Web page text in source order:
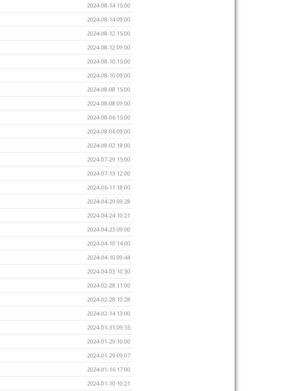
2024-08-14 15:00
2024-08-14 09:00
2024-08-12 15:00
2024-08-12 09:00
2024-08-10 15:00
2024-08-10 09:00
2024-08-08 15:00
2024-08-08 09:00
2024-08-06 15:00
2024-08-06 09:00
2024-08-02 18:00
2024-07-29 15:00
2024-07-13 12:00
2024-06-11 18:00
2024-04-29 09:28
2024-04-24 10:21
2024-04-23 09:00
2024-04-10 14:00
2024-04-10 09:44
2024-04-03 10:30
2024-02-28 11:00
2024-02-28 10:28
2024-02-14 13:00
2024-01-31 09:55
2024-01-29 10:00
2024-01-29 09:07
2024-01-16 17:00
2024-01-10 10:21